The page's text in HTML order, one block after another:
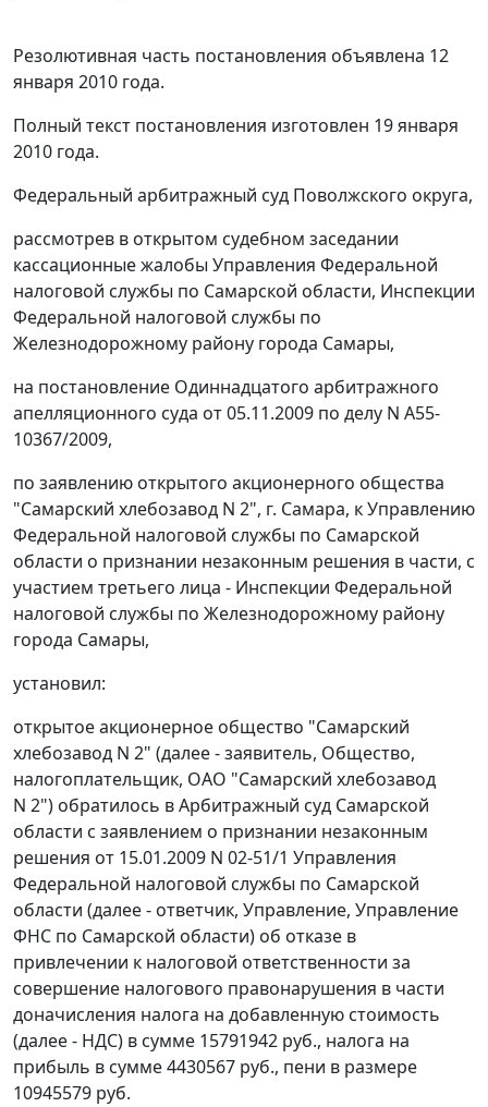
Резолютивная часть постановления объявлена 12
января 2010 года.
Полный текст постановления изготовлен 19 января
2010 года.
Федеральный арбитражный суд Поволжского округа,
рассмотрев в открытом судебном заседании
кассационные жалобы Управления Федеральной
налоговой службы по Самарской области, Инспекции
Федеральной налоговой службы по
Железнодорожному району города Самары,
на постановление Одиннадцатого арбитражного
апелляционного суда от 05.11.2009 по делу N А55-
10367/2009,
по заявлению открытого акционерного общества
"Самарский хлебозавод N 2", г. Самара, к Управлению
Федеральной налоговой службы по Самарской
области о признании незаконным решения в части, с
участием третьего лица - Инспекции Федеральной
налоговой службы по Железнодорожному району
города Самары,
установил:
открытое акционерное общество "Самарский
хлебозавод N 2" (далее - заявитель, Общество,
налогоплательщик, ОАО "Самарский хлебозавод
N 2") обратилось в Арбитражный суд Самарской
области с заявлением о признании незаконным
решения от 15.01.2009 N 02-51/1 Управления
Федеральной налоговой службы по Самарской
области (далее - ответчик, Управление, Управление
ФНС по Самарской области) об отказе в
привлечении к налоговой ответственности за
совершение налогового правонарушения в части
доначисления налога на добавленную стоимость
(далее - НДС) в сумме 15791942 руб., налога на
прибыль в сумме 4430567 руб., пени в размере
10945579 руб.